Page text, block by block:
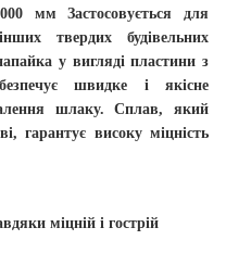
мм Застосовується для
твердих будівельних
у вигляді пластини з
швидке і якісне
шлаку. Сплав, який
гарантує високу міцність
міцній і гострій